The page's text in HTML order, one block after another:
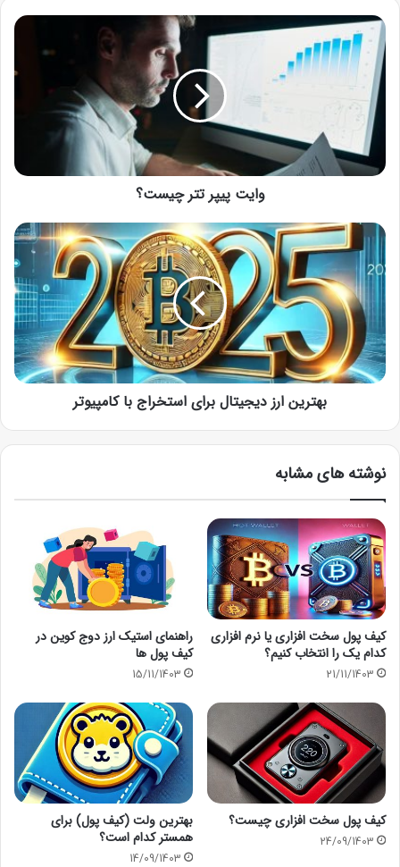
وایت پیپر تتر چیست؟
بهترین ارز دیجیتال برای استخراج با کامپیوتر
نوشته های مشابه
کیف‌ پول سخت افزاری یا نرم افزاری
کدام یک را انتخاب کنیم؟
21/11/1403
راهنمای استیک ارز دوج کوین در
کیف پول ها
15/11/1403
کیف پول سخت افزاری چیست؟
24/09/1403
بهترین ولت (کیف پول) برای
همستر کدام است؟
14/09/1403